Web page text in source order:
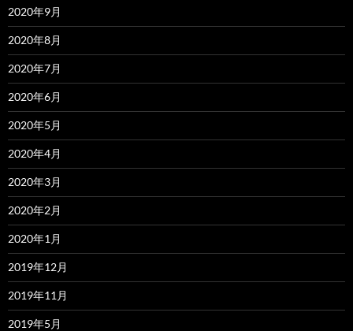
2020年9月
2020年8月
2020年7月
2020年6月
2020年5月
2020年4月
2020年3月
2020年2月
2020年1月
2019年12月
2019年11月
2019年5月